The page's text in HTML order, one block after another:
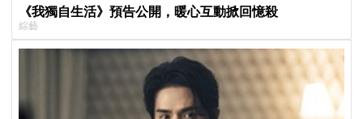
《我獨自生活》預告公開，暖心互動掀回憶殺
綜藝